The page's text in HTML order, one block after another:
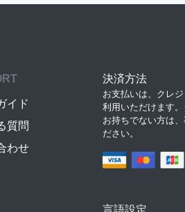
イド
質問
わせ
決済方法
お支払いは、クレ
利用いただけます
お持ちでない方は
ださい。
言語設定